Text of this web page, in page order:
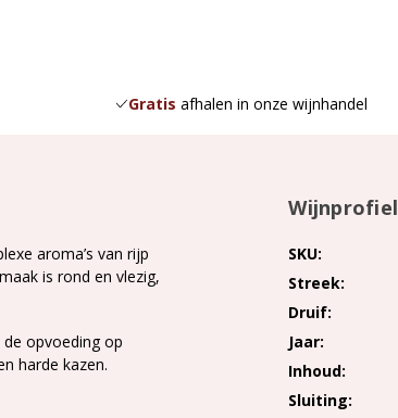
Gratis afhalen in onze wijnhandel
aroma’s van rijp
is rond en vlezig,
opvoeding op
harde kazen.
Wijnprofiel
SKU
Streek
Druif
Jaar
Inhoud
Sluiting